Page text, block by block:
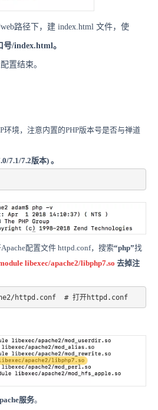
路径下，建 index.html 文件，使
号/index.html。
置结束。
环境，注意内置的PHP版本号是否与禅道
7.1/7.2版本) 。
配置文件 httpd.conf，搜索“php”找
libexec/apache2/libphp7.so 去掉注
httpd.conf  # 打开httpd.conf
服务。